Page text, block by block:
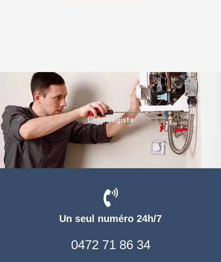
Un seul numéro 24h/7
0472 71 86 34
Chauffagiste